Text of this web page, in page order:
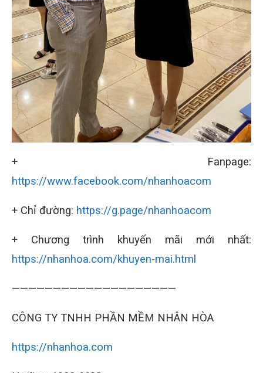
+ Fanpage:
https://www.facebook.com/nhanhoacom
+ Chỉ đường: https://g.page/nhanhoacom
+ Chương trình khuyến mãi mới nhất:
https://nhanhoa.com/khuyen-mai.html
————————————————————
CÔNG TY TNHH PHẦN MỀM NHÂN HÒA
https://nhanhoa.com